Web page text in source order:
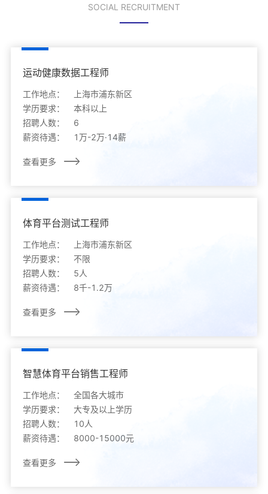
SOCIAL RECRUITMENT
运动健康数据工程师
工作地点：
上海市浦东新区
学历要求：
本科以上
招聘人数：
6
薪资待遇：
1万-2万·14薪
查看更多
体育平台测试工程师
工作地点：
上海市浦东新区
学历要求：
不限
招聘人数：
5人
薪资待遇：
8千-1.2万
查看更多
智慧体育平台销售工程师
工作地点：
全国各大城市
学历要求：
大专及以上学历
招聘人数：
10人
薪资待遇：
8000-15000元
查看更多